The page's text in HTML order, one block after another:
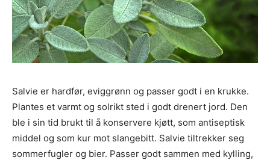
Salvie er hardfør, eviggrønn og passer godt i en krukke.
Plantes et varmt og solrikt sted i godt drenert jord. Den
ble i sin tid brukt til å konservere kjøtt, som antiseptisk
middel og som kur mot slangebitt. Salvie tiltrekker seg
sommerfugler og bier. Passer godt sammen med kylling,